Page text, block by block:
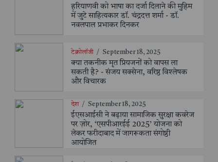
हरियाणवी को भाषा का दर्जा दिलाने की मुहिम
में जुटे साहित्यकार डॉ. चंद्रदत्त शर्मा - डॉ.
नवलपाल प्रभाकर दिनकर
टेक्नोलॉजी / September 18, 2025
क्या तकनीक मृत प्रियजनों को वापस ला
सकती है? - संजय सक्सेना, वरिष्ठ विश्लेषक
और विचारक
देश / September 18, 2025
ईएसआईसी ने बढ़ाया सामाजिक सुरक्षा कवरेज
पर ज़ोर, ‘एसपीआरईई 2025’ योजना को
लेकर फरीदाबाद में जागरूकता संगोष्ठी
आयोजित